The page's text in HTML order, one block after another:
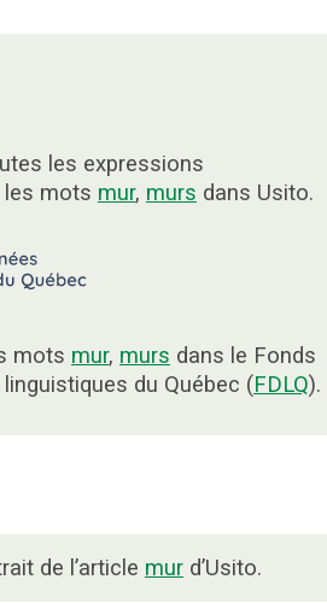
les expressions
mots mur, murs dans Usito.
mots mur, murs dans le Fonds
du Québec (FDLQ).
de l’article mur d’Usito.